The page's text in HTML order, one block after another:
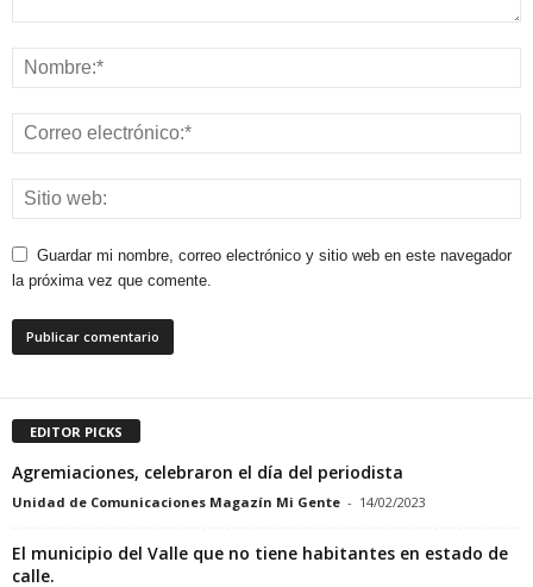
Guardar mi nombre, correo electrónico y sitio web en este navegador
la próxima vez que comente.
EDITOR PICKS
Agremiaciones, celebraron el día del periodista
Unidad de Comunicaciones Magazín Mi Gente - 14/02/2023
El municipio del Valle que no tiene habitantes en estado de
calle.